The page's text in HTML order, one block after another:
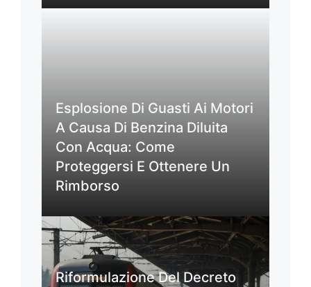
Esplosione Di Guasti Ai Motori
A Causa Di Benzina Diluita
Con Acqua: Come
Proteggersi E Ottenere Un
Rimborso
Riformulazione Del Decreto